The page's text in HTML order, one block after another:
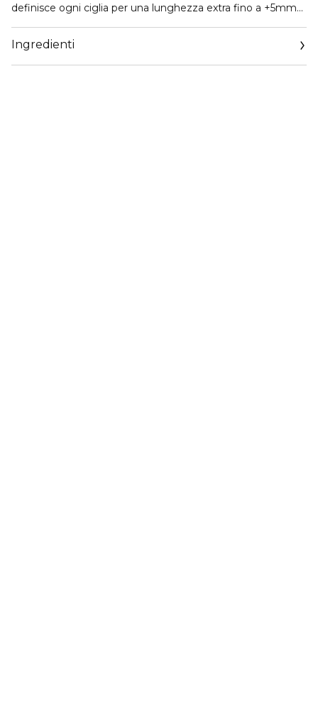
definisce ogni ciglia per una lunghezza extra fino a +5mm
formula ultra setosa si adatta a look leggeri e naturali, ma
anche drammatici e intensi, garantendo una durata fino a
24 ore senza sbavature. La formula nutriente è arricchita
Ingredienti